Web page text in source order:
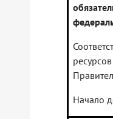
Начало